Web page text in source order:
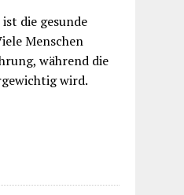
die gesunde
Menschen
während die
wird.